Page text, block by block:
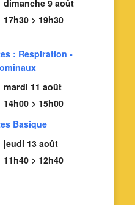
dimanche 9 août
17h30 > 19h30
: Respiration -
mardi 11 août
14h00 > 15h00
Basique
jeudi 13 août
11h40 > 12h40